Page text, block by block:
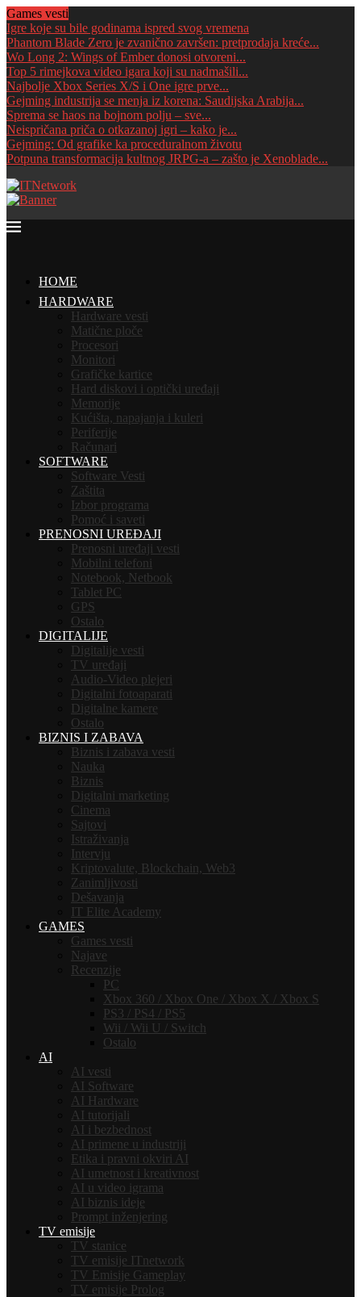
Games vesti
Igre koje su bile godinama ispred svog vremena
Phantom Blade Zero je zvanično završen: pretprodaja kreće...
Wo Long 2: Wings of Ember donosi otvoreni...
Top 5 rimejkova video igara koji su nadmašili...
Najbolje Xbox Series X/S i One igre prve...
Gejming industrija se menja iz korena: Saudijska Arabija...
Sprema se haos na bojnom polju – sve...
Neispričana priča o otkazanoj igri – kako je...
Gejming: Od grafike ka proceduralnom životu
Potpuna transformacija kultnog JRPG-a – zašto je Xenoblade...
HOME
HARDWARE
Hardware vesti
Matične ploče
Procesori
Monitori
Grafičke kartice
Hard diskovi i optički uređaji
Memorije
Kućišta, napajanja i kuleri
Periferije
Računari
SOFTWARE
Software Vesti
Zaštita
Izbor programa
Pomoć i saveti
PRENOSNI UREĐAJI
Prenosni uređaji vesti
Mobilni telefoni
Notebook, Netbook
Tablet PC
GPS
Ostalo
DIGITALIJE
Digitalije vesti
TV uređaji
Audio-Video plejeri
Digitalni fotoaparati
Digitalne kamere
Ostalo
BIZNIS I ZABAVA
Biznis i zabava vesti
Nauka
Biznis
Digitalni marketing
Cinema
Sajtovi
Istraživanja
Intervju
Kriptovalute, Blockchain, Web3
Zanimljivosti
Dešavanja
IT Elite Academy
GAMES
Games vesti
Najave
Recenzije
PC
Xbox 360 / Xbox One / Xbox X / Xbox S
PS3 / PS4 / PS5
Wii / Wii U / Switch
Ostalo
AI
AI vesti
AI Software
AI Hardware
AI tutorijali
AI i bezbednost
AI primene u industriji
Etika i pravni okviri AI
AI umetnost i kreativnost
AI u video igrama
AI biznis ideje
Prompt inženjering
TV emisije
TV stanice
TV emisije ITnetwork
TV Emisije Gameplay
TV emisije Prolog